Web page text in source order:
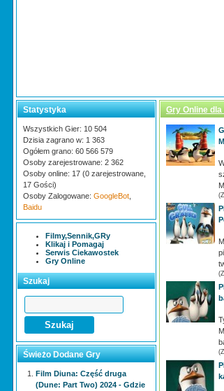
Gry Online
Statystyka
Wszystkich Gier: 10 504
Dzisia zagrano w: 1 363
Ogółem grano: 60 566 579
Osoby zarejestrowane: 2 362
Osoby online: 17 (0 zarejestrowane,
17 Gości)
Osoby Zalogowane: GoogleBot
Baidu
Filmy,Sennik,GRy
Klikaj i Pomagaj
Serwis Ciekawostek
Gry Online
Szukaj
Świeżo Dodane Gry
Film Diuna: Część druga
(Dune: Part Two) 2024 - Gdzie